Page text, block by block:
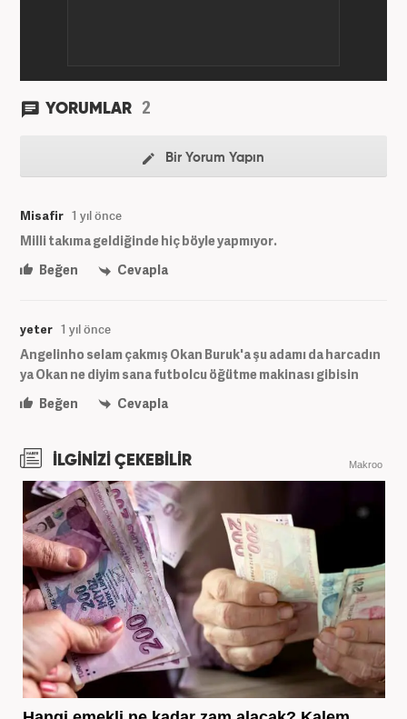
YORUMLAR 2
Bir Yorum Yapın
Misafir 1 yıl önce
Milli takıma geldiğinde hiç böyle yapmıyor.
Beğen
Cevapla
yeter 1 yıl önce
Angelinho selam çakmış Okan Buruk'a şu adamı da harcadın
ya Okan ne diyim sana futbolcu öğütme makinası gibisin
Beğen
Cevapla
İLGİNİZİ ÇEKEBİLİR Makroo